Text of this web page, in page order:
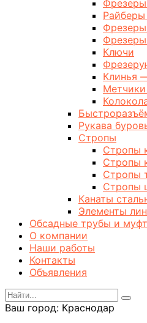
Ключи
Клинья
Рукава
Стропы
Стропы
Стропы
Стропы
Стропы
Канаты
Элементы
Обсадные трубы и
О компании
Наши работы
Контакты
Объявления
Ваш город: Краснодар